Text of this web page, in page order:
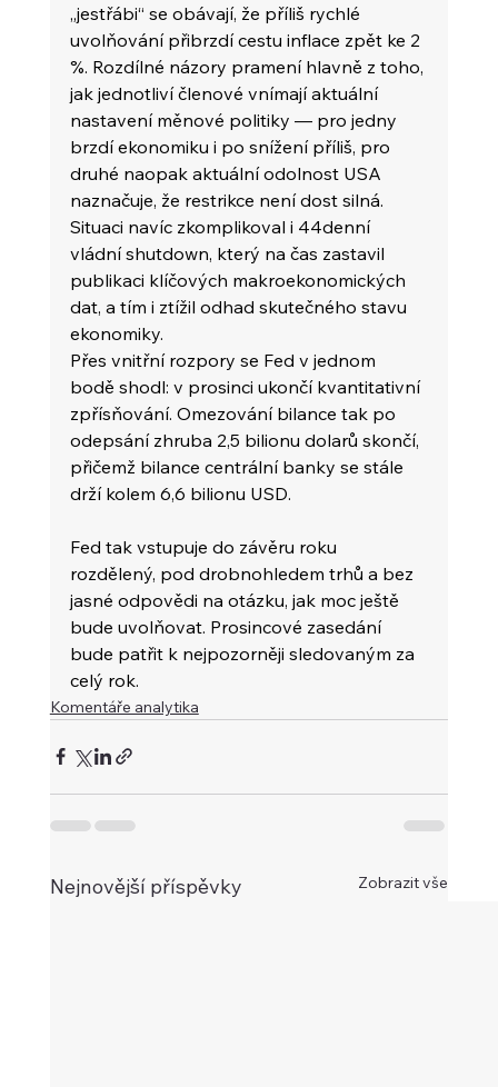
„jestřábi“ se obávají, že příliš rychlé
uvolňování přibrzdí cestu inflace zpět ke 2
%. Rozdílné názory pramení hlavně z toho,
jak jednotliví členové vnímají aktuální
nastavení měnové politiky — pro jedny
brzdí ekonomiku i po snížení příliš, pro
druhé naopak aktuální odolnost USA
naznačuje, že restrikce není dost silná.
Situaci navíc zkomplikoval i 44denní
vládní shutdown, který na čas zastavil
publikaci klíčových makroekonomických
dat, a tím i ztížil odhad skutečného stavu
ekonomiky.
Přes vnitřní rozpory se Fed v jednom
bodě shodl: v prosinci ukončí kvantitativní
zpřísňování. Omezování bilance tak po
odepsání zhruba 2,5 bilionu dolarů skončí,
přičemž bilance centrální banky se stále
drží kolem 6,6 bilionu USD.
Fed tak vstupuje do závěru roku
rozdělený, pod drobnohledem trhů a bez
jasné odpovědi na otázku, jak moc ještě
bude uvolňovat. Prosincové zasedání
bude patřit k nejpozorněji sledovaným za
celý rok.
Komentáře analytika
Nejnovější příspěvky Zobrazit vše